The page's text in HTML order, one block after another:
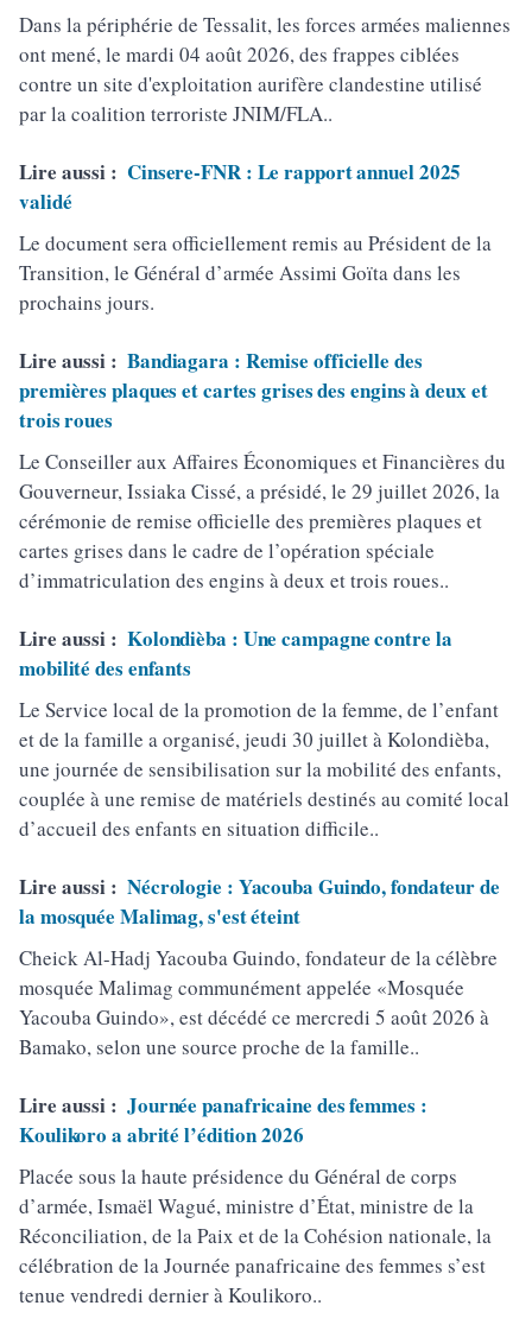
Dans la périphérie de Tessalit, les forces armées maliennes
ont mené, le mardi 04 août 2026, des frappes ciblées
contre un site d'exploitation aurifère clandestine utilisé
par la coalition terroriste JNIM/FLA..
Lire aussi : Cinsere-FNR : Le rapport annuel 2025
validé
Le document sera officiellement remis au Président de la
Transition, le Général d’armée Assimi Goïta dans les
prochains jours.
Lire aussi : Bandiagara : Remise officielle des
premières plaques et cartes grises des engins à deux et
trois roues
Le Conseiller aux Affaires Économiques et Financières du
Gouverneur, Issiaka Cissé, a présidé, le 29 juillet 2026, la
cérémonie de remise officielle des premières plaques et
cartes grises dans le cadre de l’opération spéciale
d’immatriculation des engins à deux et trois roues..
Lire aussi : Kolondièba : Une campagne contre la
mobilité des enfants
Le Service local de la promotion de la femme, de l’enfant
et de la famille a organisé, jeudi 30 juillet à Kolondièba,
une journée de sensibilisation sur la mobilité des enfants,
couplée à une remise de matériels destinés au comité local
d’accueil des enfants en situation difficile..
Lire aussi : Nécrologie : Yacouba Guindo, fondateur de
la mosquée Malimag, s'est éteint
Cheick Al-Hadj Yacouba Guindo, fondateur de la célèbre
mosquée Malimag communément appelée «Mosquée
Yacouba Guindo», est décédé ce mercredi 5 août 2026 à
Bamako, selon une source proche de la famille..
Lire aussi : Journée panafricaine des femmes :
Koulikoro a abrité l’édition 2026
Placée sous la haute présidence du Général de corps
d’armée, Ismaël Wagué, ministre d’État, ministre de la
Réconciliation, de la Paix et de la Cohésion nationale, la
célébration de la Journée panafricaine des femmes s’est
tenue vendredi dernier à Koulikoro..